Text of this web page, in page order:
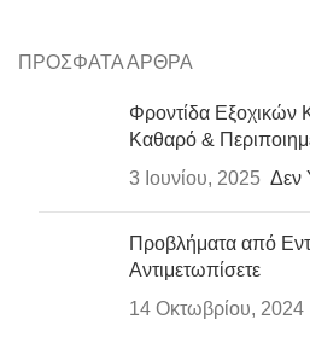
ΠΡΟΣΦΑΤΑ ΑΡΘΡΑ
Φροντίδα Εξοχικών
Καθαρό &
3 Ιουνίου, 2025 Δεν
Προβλήματα από
Αντιμετωπίσετε
14 Οκτωβρίου, 2024